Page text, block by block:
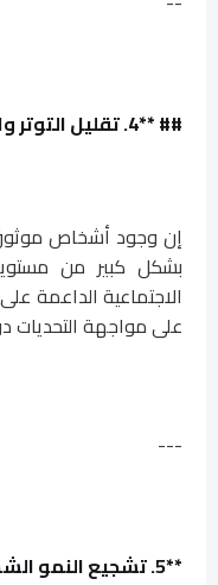
## **4. تقليل التوتر والقلق**
إن وجود أشخاص
بشكل كبير من
الاجتماعية الداعمة
على مواجهة التحديات
---
**5. تشجيع النمو الشخصي**